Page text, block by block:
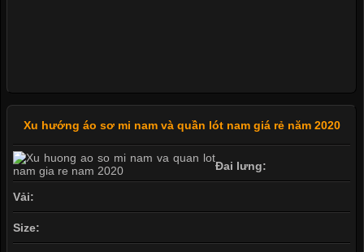
Xu hướng áo sơ mi nam và quần lót nam giá rẻ năm 2020
Đai lưng:
Vải:
Size: